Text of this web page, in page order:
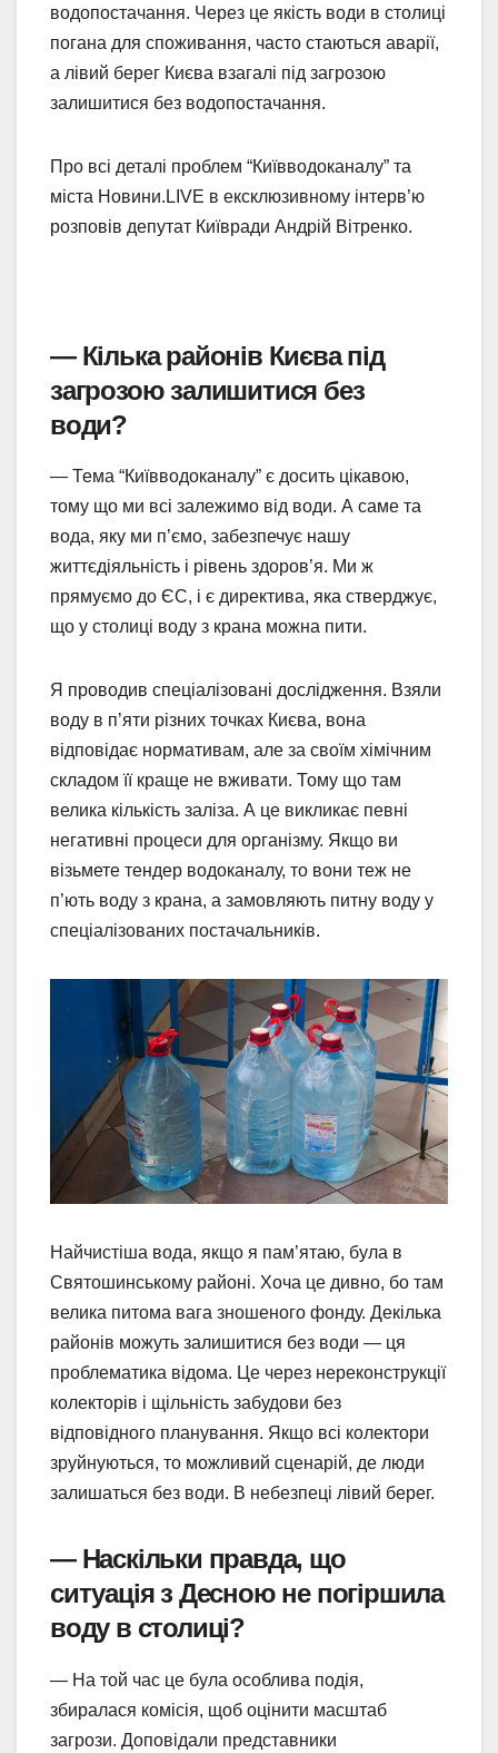
водопостачання. Через це якість води в столиці
погана для споживання, часто стаються аварії,
а лівий берег Києва взагалі під загрозою
залишитися без водопостачання.
Про всі деталі проблем “Київводоканалу” та
міста Новини.LIVE в ексклюзивному інтерв’ю
розповів депутат Київради Андрій Вітренко.
— Кілька районів Києва під
загрозою залишитися без
води?
— Тема “Київводоканалу” є досить цікавою,
тому що ми всі залежимо від води. А саме та
вода, яку ми п’ємо, забезпечує нашу
життєдіяльність і рівень здоров’я. Ми ж
прямуємо до ЄС, і є директива, яка стверджує,
що у столиці воду з крана можна пити.
Я проводив спеціалізовані дослідження. Взяли
воду в п’яти різних точках Києва, вона
відповідає нормативам, але за своїм хімічним
складом її краще не вживати. Тому що там
велика кількість заліза. А це викликає певні
негативні процеси для організму. Якщо ви
візьмете тендер водоканалу, то вони теж не
п’ють воду з крана, а замовляють питну воду у
спеціалізованих постачальників.
Найчистіша вода, якщо я пам’ятаю, була в
Святошинському районі. Хоча це дивно, бо там
велика питома вага зношеного фонду. Декілька
районів можуть залишитися без води — ця
проблематика відома. Це через нереконструкції
колекторів і щільність забудови без
відповідного планування. Якщо всі колектори
зруйнуються, то можливий сценарій, де люди
залишаться без води. В небезпеці лівий берег.
— Наскільки правда, що
ситуація з Десною не погіршила
воду в столиці?
— На той час це була особлива подія,
збиралася комісія, щоб оцінити масштаб
загрози. Доповідали представники